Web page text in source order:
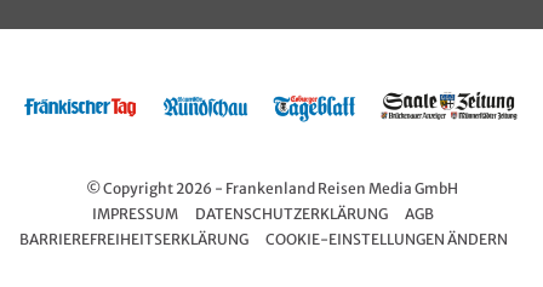
© Copyright 2026 - Frankenland Reisen Media GmbH
IMPRESSUM
DATENSCHUTZERKLÄRUNG
AGB
BARRIEREFREIHEITSERKLÄRUNG
COOKIE-EINSTELLUNGEN ÄNDERN